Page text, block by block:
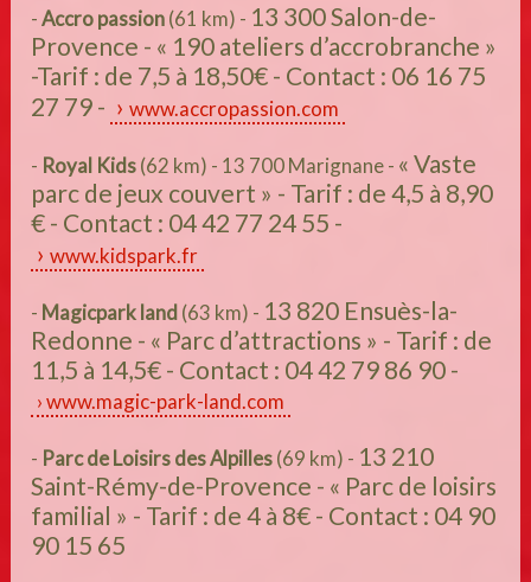
-Accro passion(61 km) - 13 300 Salon-de-
Provence - « 190 ateliers d’accrobranche »
-Tarif : de 7,5 à 18,50€ - Contact : 06 16 75
27 79 -
www.accropassion.com
- Royal Kids(62 km) - 13 700 Marignane - « Vaste
parc de jeux couvert » - Tarif : de 4,5 à 8,90
€ - Contact : 04 42 77 24 55 -
www.kidspark.fr
- Magicpark land (63 km) - 13 820 Ensuès-la-
Redonne - « Parc d’attractions » - Tarif : de
11,5 à 14,5€ - Contact : 04 42 79 86 90 -
www.magic-park-land.com
- Parc de Loisirs des Alpilles(69 km) - 13 210
Saint-Rémy-de-Provence - « Parc de loisirs
familial » - Tarif : de 4 à 8€ - Contact : 04 90
90 15 65